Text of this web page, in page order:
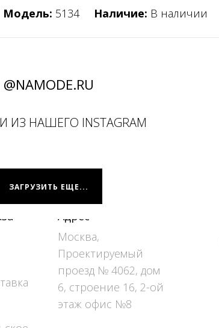
Модель: 5134 Наличие: В наличии
@NAMODE.RU
ИЗ НАШЕГО INSTAGRAM
ЗАГРУЗИТЬ ЕЩЕ...
Адрес
Москва,
Проектируемый
проезд № 4062, дом
6, строение 16, 2-ой
этаж офис №8